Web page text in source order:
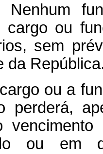
Nenhum
cargo ou
sem
da
ou a
perderá,
ou em